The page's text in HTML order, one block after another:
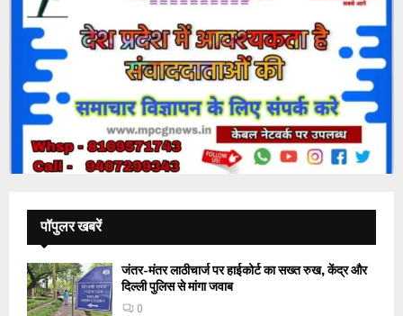
पॉपुलर खबरें
जंतर-मंतर लाठीचार्ज पर हाईकोर्ट का सख्त रुख, केंद्र और
दिल्ली पुलिस से मांगा जवाब
0